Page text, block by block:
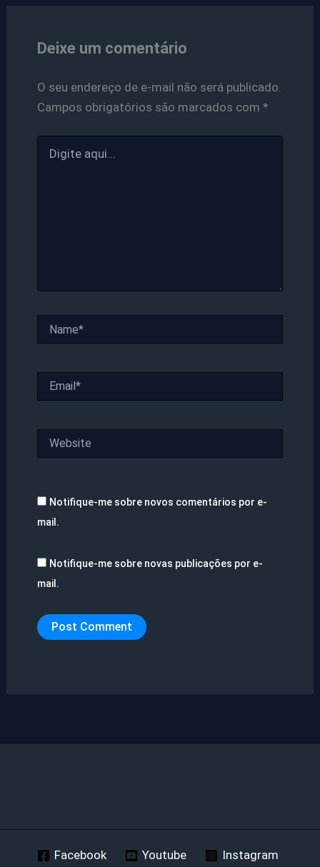
Deixe um comentário
O seu endereço de e-mail não será publicado.
Campos obrigatórios são marcados com *
aqui...
Notifique-me sobre novos comentários por e-
mail.
Notifique-me sobre novas publicações por e-
mail.
Facebook Youtube Instagram